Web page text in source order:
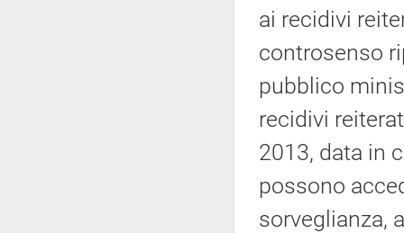
ai recidivi
controsenso
pubblico
recidivi
2013, data in
possono
sorveglianza,